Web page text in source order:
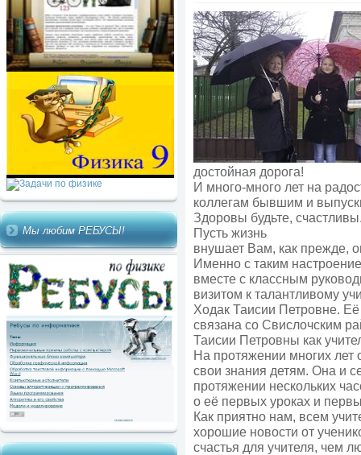
Мы любим РЕБУСЫ!
достойная дорога!
И много-много лет на
коллегам бывшим и
Здоровы будьте,
Пусть жизнь
внушает Вам, как прежде,
Именно с таким
вместе с классным
визитом к талантливому
Ходак Таисии Петровне.
связана со Свислочским
Таисии Петровны как
На протяжении многих лет
свои знания детям. Она и
протяжении нескольких
о её первых уроках и
Как приятно нам, всем
хорошие новости от
счастья для учителя, чем